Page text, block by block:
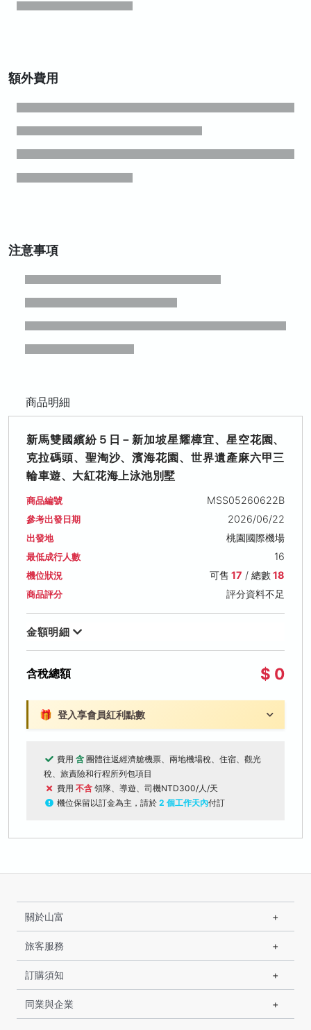
額外費用
注意事項
商品明細
新馬雙國繽紛５日－新加坡星耀樟宜、星空花園、
克拉碼頭、聖淘沙、濱海花園、世界遺產麻六甲三
輪車遊、大紅花海上泳池別墅
商品編號 MSS05260622B
參考出發日期 2026/06/22
出發地 桃園國際機場
最低成行人數 16
機位狀況 可售 17 / 總數18
商品評分 評分資料不足
金額明細
含稅總額 $ 0
🎁 登入享會員紅利點數
費用 含 團體往返經濟艙機票、兩地機場稅、住宿、觀光
稅、旅責險和行程所列包項目
費用 不含 領隊、導遊、司機NTD300/人/天
機位保留以訂金為主，請於 2 個工作天內付訂
關於山富
旅客服務
訂購須知
同業與企業